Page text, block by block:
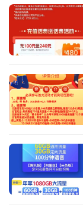
识
热
门
章
手
资